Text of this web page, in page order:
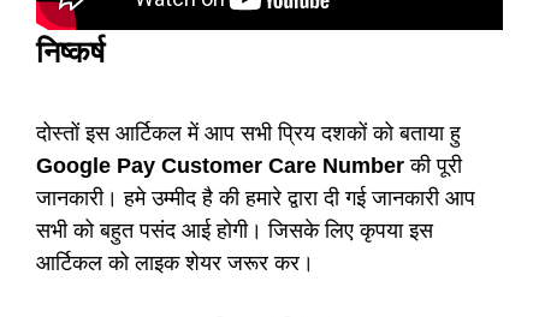
निष्कर्ष
दोस्तों इस आर्टिकल में आप सभी प्रिय दशकों को बताया हु
Google Pay Customer Care Numberकी पूरी
जानकारी। हमे उम्मीद है की हमारे द्वारा दी गई जानकारी आप
सभी को बहुत पसंद आई होगी। जिसके लिए कृपया इस
आर्टिकल को लाइक शेयर जरूर कर।